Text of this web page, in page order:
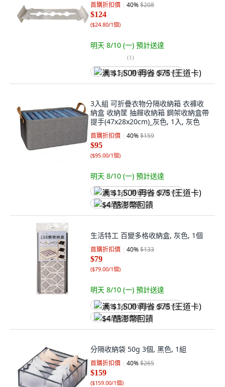
首購折扣價 40%$208
$124
($24.80/1個)
明天 8/10 (一) 預計送達
(1)
满 $1,500 再省 $75 (王道卡)
3入組 可折疊衣物分隔收納箱 衣褲收
納盒 收納筐 抽屜收納箱 鋼架收納盒帶
提手(47x28x20cm)_灰色, 1入, 灰色
首購折扣價 40%$159
$95
($95.00/1個)
明天 8/10 (一) 預計送達
满 $1,500 再省 $75 (王道卡)
$4 酷澎幣回饋
生活特工 百變多格收納盒, 灰色, 1個
首購折扣價 40%$133
$79
($79.00/1個)
明天 8/10 (一) 預計送達
满 $1,500 再省 $75 (王道卡)
$4 酷澎幣回饋
分隔收納袋 50g 3個, 黑色, 1組
首購折扣價 40%$265
$159
($159.00/1個)